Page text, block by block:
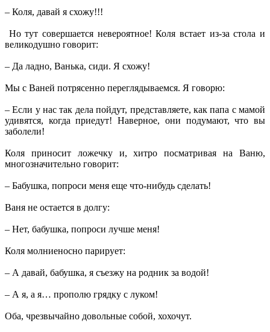
– Коля, давай я схожу!!!
Но тут совершается невероятное! Коля встает из-за стола и
великодушно говорит:
– Да ладно, Ванька, сиди. Я схожу!
Мы с Ваней потрясенно переглядываемся. Я говорю:
– Если у нас так дела пойдут, представляете, как папа с мамой
удивятся, когда приедут! Наверное, они подумают, что вы
заболели!
Коля приносит ложечку и, хитро посматривая на Ваню,
многозначительно говорит:
– Бабушка, попроси меня еще что-нибудь сделать!
Ваня не остается в долгу:
– Нет, бабушка, попроси лучше меня!
Коля молниеносно парирует:
– А давай, бабушка, я съезжу на родник за водой!
– А я, а я… прополю грядку с луком!
Оба, чрезвычайно довольные собой, хохочут.